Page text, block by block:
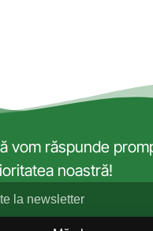
vom răspunde
noastră!